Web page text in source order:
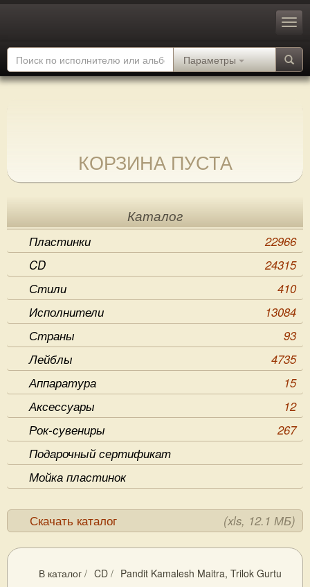
Параметры
КОРЗИНА ПУСТА
Каталог
Пластинки
22966
CD
24315
Стили
410
Исполнители
13084
Страны
93
Лейблы
4735
Аппаратура
15
Аксессуары
12
Рок-сувениры
267
Подарочный сертификат
Мойка пластинок
Скачать каталог (xls, 12.1 МБ)
В каталог / CD / Pandit Kamalesh Maitra, Trilok Gurtu